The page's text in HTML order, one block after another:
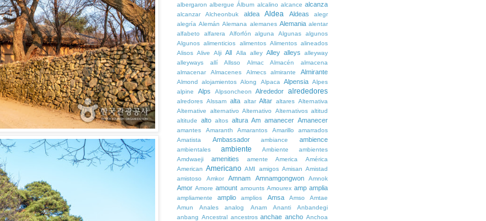
albergaron albergue Álbum alcalino alcance alcanza
alcanzar Alcheonbuk aldea Aldea Aldeas
alegr
alegría Alemán Alemana alemanes Alemania alentar
alfabeto
alfarera Alforfón alguna Algunas
algunos
Algunos alimenticios alimentos Alimentos alineados
Alisos Alive Alji All Alla alley Alley alleys
alleyway
alleyways
allí Allsso Almac Almacén
almacena
almacenar
Almacenes Almecs almirante Almirante
Almond alojamientos Along Alpaca Alpensia Alpes
alpine
Alps Alpsoncheon Alrededor alrededores
alredores Alssam alta altar Altar altares Alternativa
Alternative
alternativo Alternativo Alternativos altitud
altitude
alto altos altura Am amanecer Amanecer
amantes Amaranth Amarantos Amarillo
amarrados
Amatista
Ambassador ambiance ambience
ambientales ambiente Ambiente
ambientes
Amdwaeji
amenities amente America
América
American Americano AMI amigos Amisan Amistad
amistoso
Amkor Amnam Amnamgongwon Amnok
Amor Amore amount amounts Amourex amp amplia
ampliamente amplio amplios Amsa Amso
Amtae
Amun
Anales analog Anam Ananti
Anbandegi
anbang Ancestral ancestros anchae ancho Anchoa